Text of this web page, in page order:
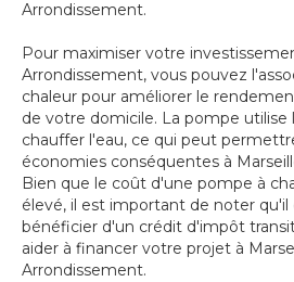
Arrondissement.
Pour maximiser votre
Arrondissement, vous pouvez
chaleur pour améliorer le
de votre domicile. La pompe utilise
chauffer l'eau, ce qui peut
économies conséquentes à
Bien que le coût d'une pompe à
élevé, il est important de noter qu'il
bénéficier d'un crédit d'impôt
aider à financer votre projet à
Arrondissement.